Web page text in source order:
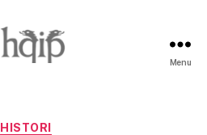
Menu
Categories
HISTORI